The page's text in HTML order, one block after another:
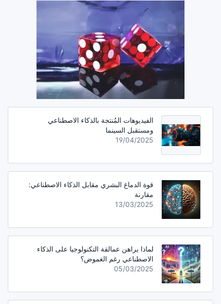
الفيديوهات المُنتجة بالذكاء الاصطناعي
ومستقبل السينما
19/04/2025
قوة الدماغ البشري مقابل الذكاء الاصطناعي:
مقارنة
13/03/2025
لماذا يراهن عمالقة التكنولوجيا على الذكاء
الاصطناعي رغم الغموض؟
05/03/2025